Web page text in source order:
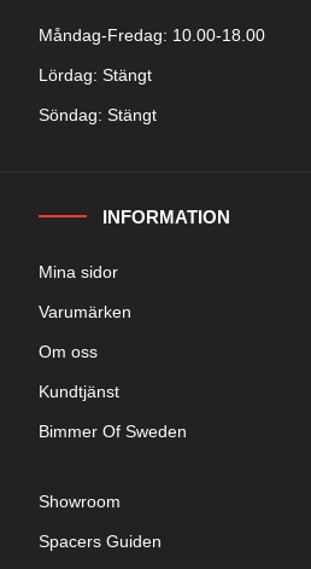
Måndag-Fredag: 10.00-18.00
Lördag: Stängt
Söndag: Stängt
INFORMATION
Mina sidor
Varumärken
Om oss
Kundtjänst
Bimmer Of Sweden
Showroom
Spacers Guiden